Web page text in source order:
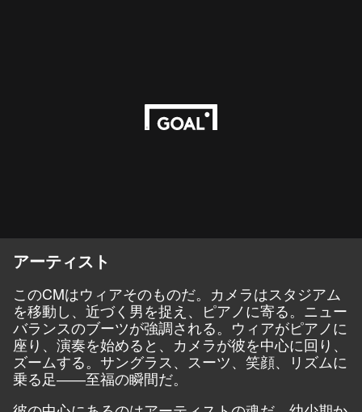
アーティスト
このCMはウィアそのものだ。カメラはスタジアム
を移動し、近づく男を捉え、ピアノに寄る。ニュー
バランスのブーツが強調される。ウィアがピアノに
座り、演奏を始めると、カメラが彼を中心に回り、
ズームする。サングラス、スーツ、笑顔、リズムに
乗る足――至福の瞬間だ。